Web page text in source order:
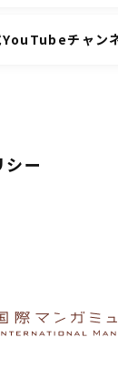
YouTubeチャン
ー